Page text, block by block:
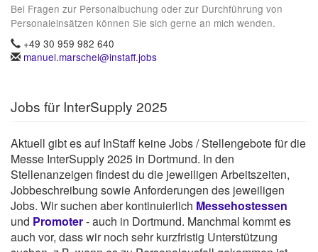
Bei Fragen zur Personalbuchung oder zur Durchführung von
Personaleinsätzen können Sie sich gerne an mich wenden.
+49 30 959 982 640
manuel.marschel@instaff.jobs
Jobs für InterSupply 2025
Aktuell gibt es auf InStaff keine Jobs / Stellengebote für die
Messe InterSupply 2025 in Dortmund. In den
Stellenanzeigen findest du die jeweiligen Arbeitszeiten,
Jobbeschreibung sowie Anforderungen des jeweiligen
Jobs. Wir suchen aber kontinuierlich Messehostessen
und Promoter- auch in Dortmund. Manchmal kommt es
auch vor, dass wir noch sehr kurzfristig Unterstützung